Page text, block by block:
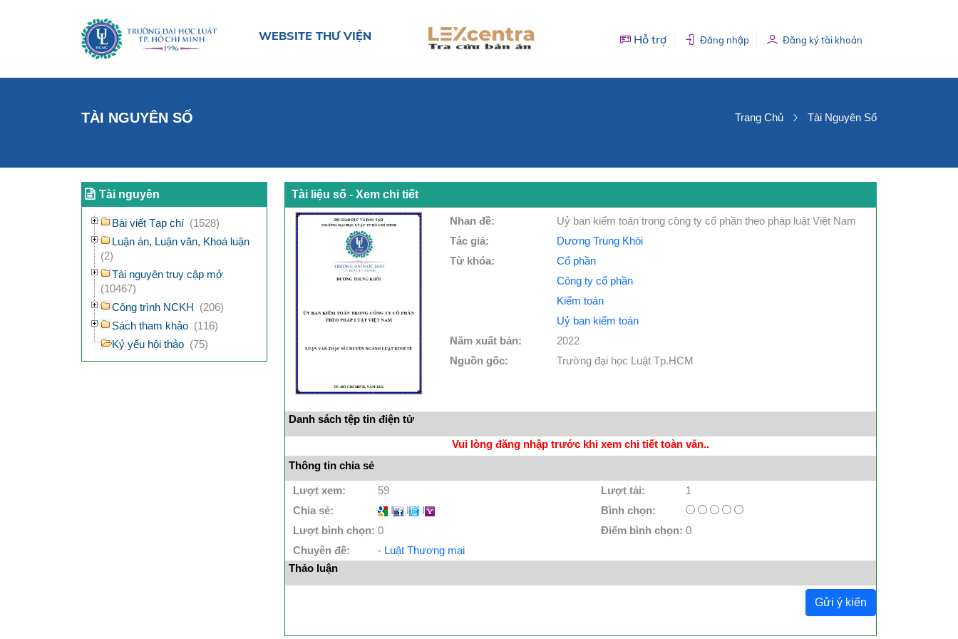
WEBSITE THƯ VIỆN Hỗ trợ Đăng nhập Đăng ký tài khoản
TÀI NGUYÊN SỐ Trang Chủ Tài Nguyên Số
Tài nguyên
Bài viết Tạp chí (1528)
Luận án, Luận văn, Khoá luận
(2)
Tài nguyên truy cập mở
(10467)
Công trình NCKH (206)
Sách tham khảo (116)
Kỷ yếu hội thảo (75)
Tài liệu số - Xem chi tiết
Nhan đề:
Uỷ ban kiểm toán trong công ty cổ phần theo pháp luật Việt Nam
Tác giả:
Dương Trung Khôi
Từ khóa:
Cổ phần
Công ty cổ phần
Kiểm toán
Uỷ ban kiểm toán
Năm xuất bản:
2022
Nguồn gốc:
Trường đại học Luật Tp.HCM
Danh sách tệp tin điện tử
Vui lòng đăng nhập trước khi xem chi tiết toàn văn..
Thông tin chia sẻ
Lượt xem: 59 Lượt tải:
1
Chia sẻ:
I I I
Bình chọn:
Lượt bình chọn: 0 Điểm bình chọn: 0
Chuyên đề:
- Luật Thương mại
Thảo luận
Gửi ý kiến